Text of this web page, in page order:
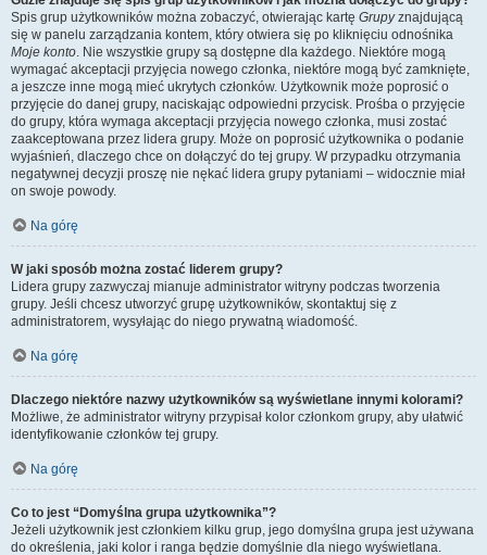
Spis grup użytkowników można zobaczyć, otwierając kartę Grupyznajdującą
się w panelu zarządzania kontem, który otwiera się po kliknięciu odnośnika
Moje konto. Nie wszystkie grupy są dostępne dla każdego. Niektóre mogą
wymagać akceptacji przyjęcia nowego członka, niektóre mogą być zamknięte,
a jeszcze inne mogą mieć ukrytych członków. Użytkownik może poprosić o
przyjęcie do danej grupy, naciskając odpowiedni przycisk. Prośba o przyjęcie
do grupy, która wymaga akceptacji przyjęcia nowego członka, musi zostać
zaakceptowana przez lidera grupy. Może on poprosić użytkownika o podanie
wyjaśnień, dlaczego chce on dołączyć do tej grupy. W przypadku otrzymania
negatywnej decyzji proszę nie nękać lidera grupy pytaniami – widocznie miał
on swoje powody.
Na górę
W jaki sposób można zostać liderem grupy?
Lidera grupy zazwyczaj mianuje administrator witryny podczas tworzenia
grupy. Jeśli chcesz utworzyć grupę użytkowników, skontaktuj się z
administratorem, wysyłając do niego prywatną wiadomość.
Na górę
Dlaczego niektóre nazwy użytkowników są wyświetlane innymi kolorami?
Możliwe, że administrator witryny przypisał kolor członkom grupy, aby ułatwić
identyfikowanie członków tej grupy.
Na górę
Co to jest “Domyślna grupa użytkownika”?
Jeżeli użytkownik jest członkiem kilku grup, jego domyślna grupa jest używana
do określenia, jaki kolor i ranga będzie domyślnie dla niego wyświetlana.